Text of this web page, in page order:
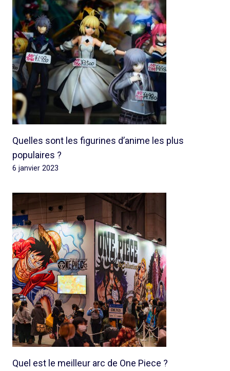
Quelles sont les figurines d’anime les plus
populaires ?
6 janvier 2023
Quel est le meilleur arc de One Piece ?